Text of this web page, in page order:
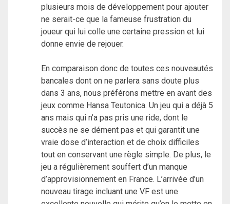
plusieurs mois de développement pour ajouter
ne serait-ce que la fameuse frustration du
joueur qui lui colle une certaine pression et lui
donne envie de rejouer.
En comparaison donc de toutes ces nouveautés
bancales dont on ne parlera sans doute plus
dans 3 ans, nous préférons mettre en avant des
jeux comme Hansa Teutonica. Un jeu qui a déjà 5
ans mais qui n’a pas pris une ride, dont le
succès ne se dément pas et qui garantit une
vraie dose d’interaction et de choix difficiles
tout en conservant une règle simple. De plus, le
jeu a régulièrement souffert d’un manque
d’approvisionnement en France. L’arrivée d’un
nouveau tirage incluant une VF est une